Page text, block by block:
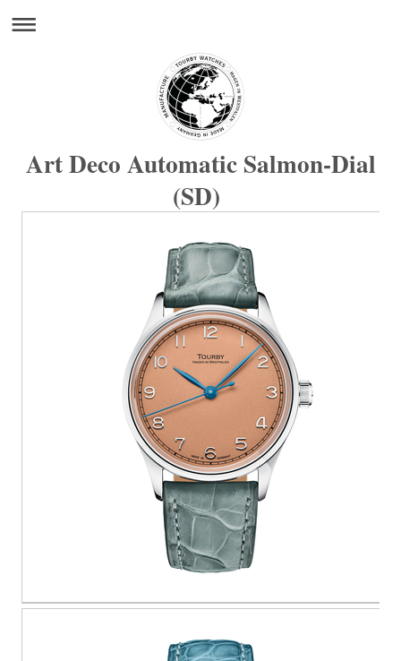
Art Deco Automatic Salmon-Dial
(SD)